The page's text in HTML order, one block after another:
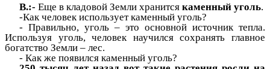
В.:- Еще в кладовой Земли хранится каменный уголь.
-Как человек использует каменный уголь?
- Правильно, уголь – это основной источник тепла.
Используя уголь, человек научился сохранять главное
богатство Земли – лес.
- Как же появился каменный уголь?